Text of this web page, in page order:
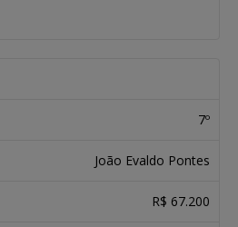
7º
João Evaldo Pontes
R$ 67.200